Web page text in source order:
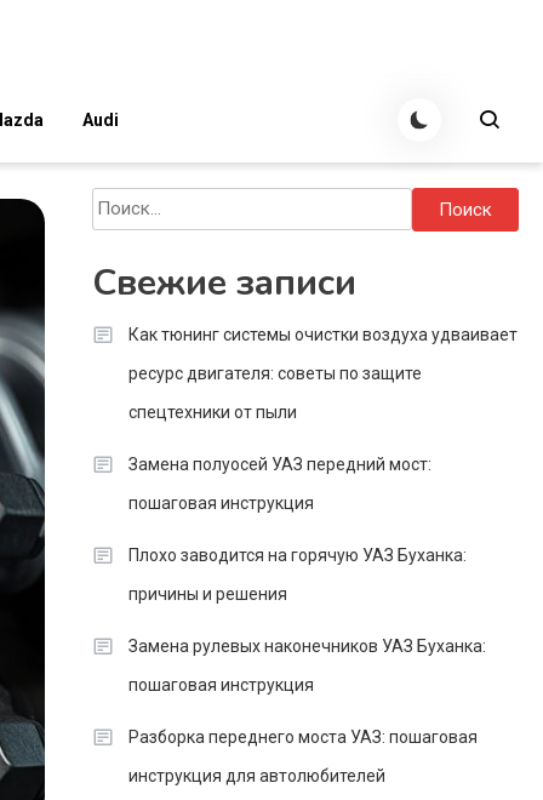
Audi
Найти:
Свежие записи
Как тюнинг системы очистки воздуха удваивает
ресурс двигателя: советы по защите
спецтехники от пыли
Замена полуосей УАЗ передний мост:
пошаговая инструкция
Плохо заводится на горячую УАЗ Буханка:
причины и решения
Замена рулевых наконечников УАЗ Буханка:
пошаговая инструкция
Разборка переднего моста УАЗ: пошаговая
инструкция для автолюбителей